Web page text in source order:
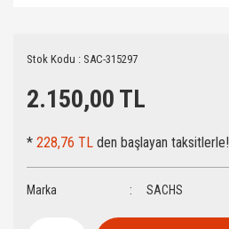
Stok Kodu : SAC-315297
2.150,00 TL
* 228,76 TL den başlayan taksitlerle!
Marka SACHS